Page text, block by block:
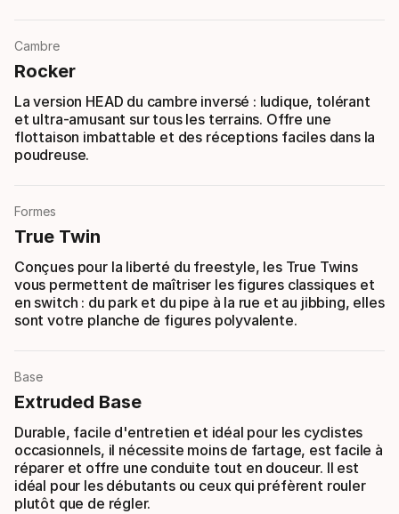
Cambre
Rocker
La version HEAD du cambre inversé : ludique, tolérant
et ultra-amusant sur tous les terrains. Offre une
flottaison imbattable et des réceptions faciles dans la
poudreuse.
Formes
True Twin
Conçues pour la liberté du freestyle, les True Twins
vous permettent de maîtriser les figures classiques et
en switch : du park et du pipe à la rue et au jibbing, elles
sont votre planche de figures polyvalente.
Base
Extruded Base
Durable, facile d'entretien et idéal pour les cyclistes
occasionnels, il nécessite moins de fartage, est facile à
réparer et offre une conduite tout en douceur. Il est
idéal pour les débutants ou ceux qui préfèrent rouler
plutôt que de régler.